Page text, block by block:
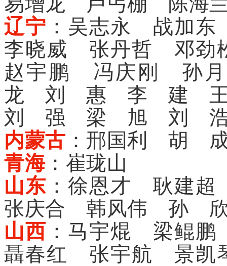
辽宁 ：吴志永 战加
李晓威 张丹哲 邓
赵宇鹏 冯庆刚 孙
龙 刘 惠 李 建
刘 强 梁 旭 刘
内蒙古 ：邢国利 胡
青海：崔珑山
山东 ：徐恩才 耿建
张庆合 韩风伟 孙
山西 ：马宇焜 梁鲲
聶春红 张宇航 景